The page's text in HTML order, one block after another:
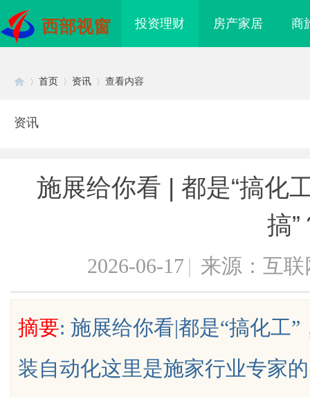
西部视窗 投资理财 房产家居 商
首页 资讯 查看内容
资讯
施展给你看 | 都是“搞化
搞”
2026-06-17 | 来源：互联
摘要: 施展给你看|都是“搞化工
装自动化这里是施家行业专家